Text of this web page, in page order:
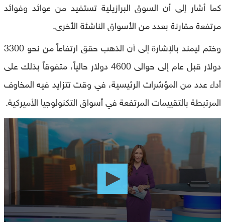
كما أشار إلى أن السوق البرازيلية تستفيد من عوائد وفوائد
مرتفعة مقارنة بعدد من الأسواق الناشئة الأخرى.
وختم ليمند بالإشارة إلى أن الذهب حقق ارتفاعاً من نحو 3300
دولار قبل عام إلى حوالى 4600 دولار حالياً، متفوقاً بذلك على
أداء عدد من المؤشرات الرئيسية، في وقت تتزايد فيه المخاوف
المرتبطة بالتقييمات المرتفعة في أسواق التكنولوجيا الأميركية.
seconds